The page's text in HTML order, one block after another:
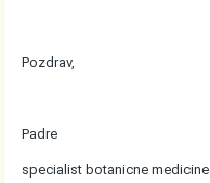
Pozdrav,
Padre
specialist botanicne medicine